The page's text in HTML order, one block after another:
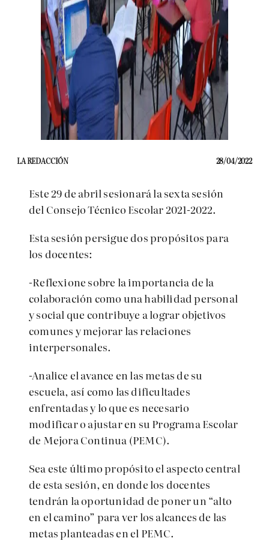
LA REDACCIÓN 28/04/2022
Este 29 de abril sesionará la sexta sesión
del Consejo Técnico Escolar 2021-2022.
Esta sesión persigue dos propósitos para
los docentes:
-Reflexione sobre la importancia de la
colaboración como una habilidad personal
y social que contribuye a lograr objetivos
comunes y mejorar las relaciones
interpersonales.
-Analice el avance en las metas de su
escuela, así como las dificultades
enfrentadas y lo que es necesario
modificar o ajustar en su Programa Escolar
de Mejora Continua (PEMC).
Sea este último propósito el aspecto central
de esta sesión, en donde los docentes
tendrán la oportunidad de poner un “alto
en el camino” para ver los alcances de las
metas planteadas en el PEMC.